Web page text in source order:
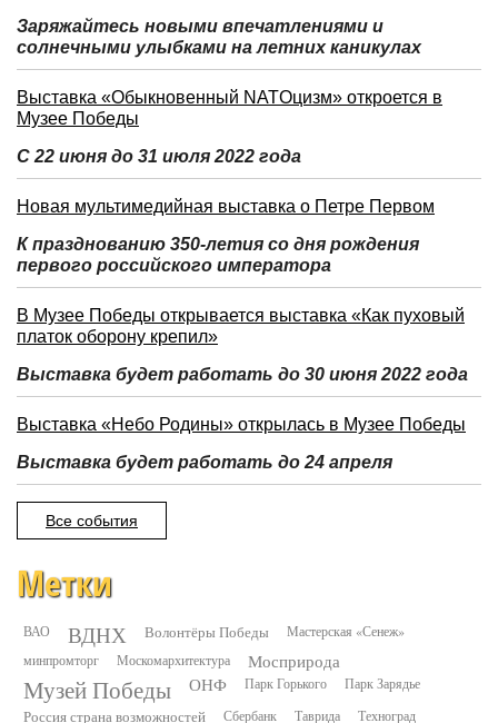
Заряжайтесь новыми впечатлениями и
солнечными улыбками на летних каникулах
Выставка «Обыкновенный NATOцизм» откроется в
Музее Победы
С 22 июня до 31 июля 2022 года
Новая мультимедийная выставка о Петре Первом
К празднованию 350-летия со дня рождения
первого российского императора
В Музее Победы открывается выставка «Как пуховый
платок оборону крепил»
Выставка будет работать до 30 июня 2022 года
Выставка «Небо Родины» открылась в Музее Победы
Выставка будет работать до 24 апреля
Все события
Метки
ВАО ВДНХ Волонтёры Победы
Мастерская «Сенеж»
минпромторг
Москомархитектура Мосприрода
Музей Победы ОНФ Парк Горького Парк Зарядье
Россия страна возможностей Сбербанк Таврида Техноград